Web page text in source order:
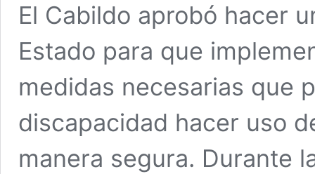
El Cabildo aprobó hacer
Estado para que
medidas necesarias que
discapacidad hacer uso
manera segura. Durante